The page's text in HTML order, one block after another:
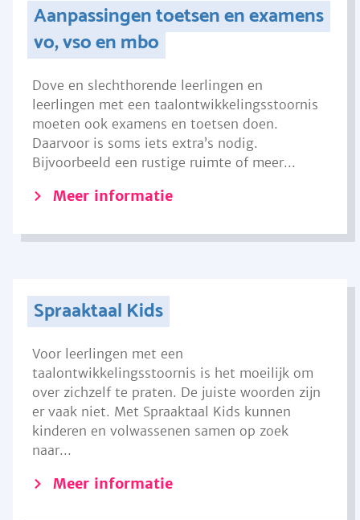
Aanpassingen toetsen en examens
vo, vso en mbo
Dove en slechthorende leerlingen en
leerlingen met een taalontwikkelingsstoornis
moeten ook examens en toetsen doen.
Daarvoor is soms iets extra’s nodig.
Bijvoorbeeld een rustige ruimte of meer...
Meer informatie
Spraaktaal Kids
Voor leerlingen met een
taalontwikkelingsstoornis is het moeilijk om
over zichzelf te praten. De juiste woorden zijn
er vaak niet. Met Spraaktaal Kids kunnen
kinderen en volwassenen samen op zoek
naar...
Meer informatie